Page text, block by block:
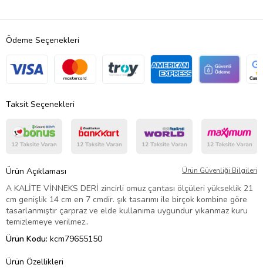
Ödeme Seçenekleri
Taksit Seçenekleri
Ürün Açıklaması Ürün Güvenliği Bilgileri
A KALİTE VİNNEKS DERİ zincirli omuz çantası ölçüleri yükseklik 21
cm genişlik 14 cm en 7 cmdir. şık tasarımı ile birçok kombine göre
tasarlanmıştır çarpraz ve elde kullanıma uygundur yıkanmaz kuru
temizlemeye verilmez..
Ürün Kodu: kcm79655150
Ürün Özellikleri